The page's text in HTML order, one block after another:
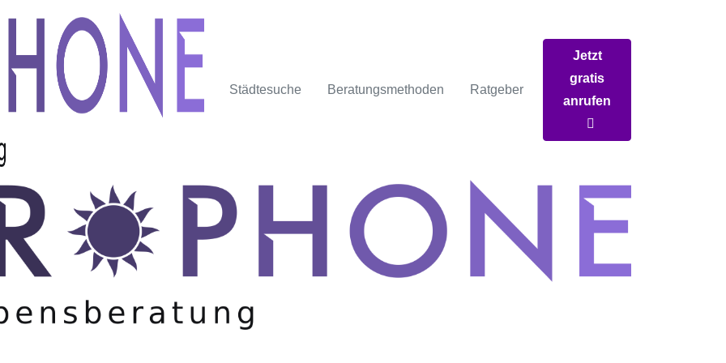
Städtesuche Beratungsmethoden Ratgeber
Jetzt
gratis
anrufen